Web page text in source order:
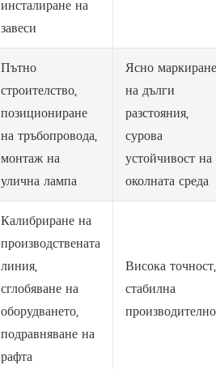
инсталиране на
завеси
Пътно
строителство,
позициониране
на тръбопровода,
монтаж на
улична лампа
Ясно маркиране
на дълги
разстояния,
сурова
устойчивост на
околната среда
Калибриране на
производствената
линия,
сглобяване на
оборудването,
подравняване на
рафта
Висока точност,
стабилна